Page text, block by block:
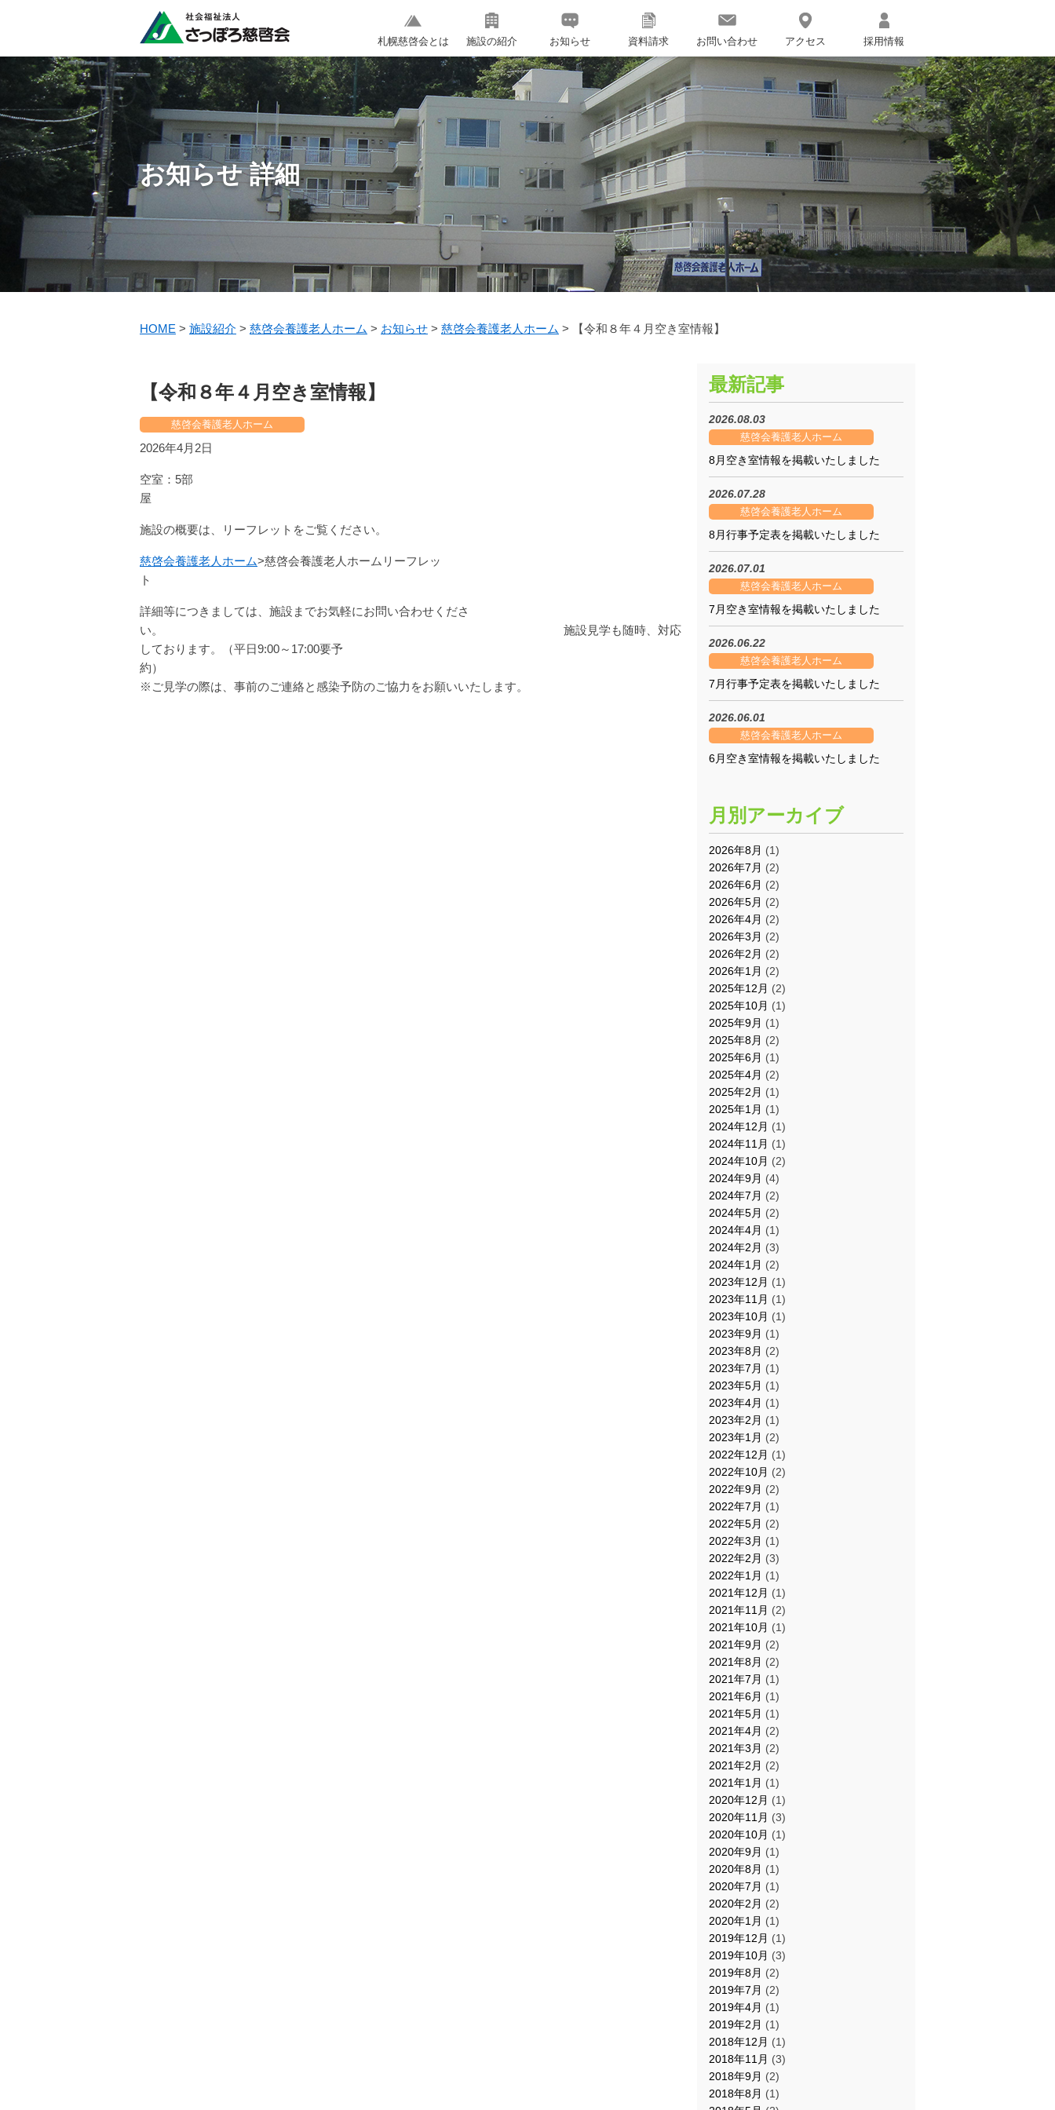
札幌慈啓会とは 施設の紹介 お知らせ 資料請求 お問い合わせ アクセス 採用情報
お知らせ 詳細
HOME > 施設紹介 > 慈啓会養護老人ホーム > お知らせ > 慈啓会養護老人ホーム > 【令和８年４月空き室情報】
【令和８年４月空き室情報】
慈啓会養護老人ホーム
2026年4月2日
空室：5部
屋
施設の概要は、リーフレットをご覧ください。
慈啓会養護老人ホーム>慈啓会養護老人ホームリーフレッ
ト
詳細等につきましては、施設までお気軽にお問い合わせくださ
い。 施設見学も随時、対応
しております。（平日9:00～17:00要予
約）
※ご見学の際は、事前のご連絡と感染予防のご協力をお願いいたします。
最新記事
2026.08.03
慈啓会養護老人ホーム
8月空き室情報を掲載いたしました
2026.07.28
慈啓会養護老人ホーム
8月行事予定表を掲載いたしました
2026.07.01
慈啓会養護老人ホーム
7月空き室情報を掲載いたしました
2026.06.22
慈啓会養護老人ホーム
7月行事予定表を掲載いたしました
2026.06.01
慈啓会養護老人ホーム
6月空き室情報を掲載いたしました
月別アーカイブ
2026年8月 (1)
2026年7月 (2)
2026年6月 (2)
2026年5月 (2)
2026年4月 (2)
2026年3月 (2)
2026年2月 (2)
2026年1月 (2)
2025年12月 (2)
2025年10月 (1)
2025年9月 (1)
2025年8月 (2)
2025年6月 (1)
2025年4月 (2)
2025年2月 (1)
2025年1月 (1)
2024年12月 (1)
2024年11月 (1)
2024年10月 (2)
2024年9月 (4)
2024年7月 (2)
2024年5月 (2)
2024年4月 (1)
2024年2月 (3)
2024年1月 (2)
2023年12月 (1)
2023年11月 (1)
2023年10月 (1)
2023年9月 (1)
2023年8月 (2)
2023年7月 (1)
2023年5月 (1)
2023年4月 (1)
2023年2月 (1)
2023年1月 (2)
2022年12月 (1)
2022年10月 (2)
2022年9月 (2)
2022年7月 (1)
2022年5月 (2)
2022年3月 (1)
2022年2月 (3)
2022年1月 (1)
2021年12月 (1)
2021年11月 (2)
2021年10月 (1)
2021年9月 (2)
2021年8月 (2)
2021年7月 (1)
2021年6月 (1)
2021年5月 (1)
2021年4月 (2)
2021年3月 (2)
2021年2月 (2)
2021年1月 (1)
2020年12月 (1)
2020年11月 (3)
2020年10月 (1)
2020年9月 (1)
2020年8月 (1)
2020年7月 (1)
2020年2月 (2)
2020年1月 (1)
2019年12月 (1)
2019年10月 (3)
2019年8月 (2)
2019年7月 (2)
2019年4月 (1)
2019年2月 (1)
2018年12月 (1)
2018年11月 (3)
2018年9月 (2)
2018年8月 (1)